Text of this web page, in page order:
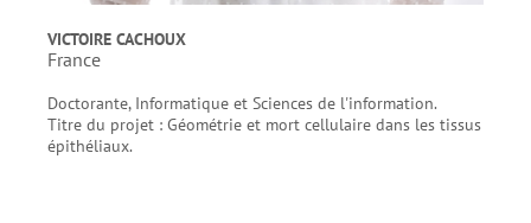
VICTOIRE CACHOUX
France
Doctorante, Informatique et Sciences de l'information.
Titre du projet : Géométrie et mort cellulaire dans les tissus
épithéliaux.